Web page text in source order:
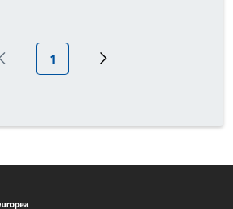
Pagina precedente
Pagina attuale
1 Prossima pagina